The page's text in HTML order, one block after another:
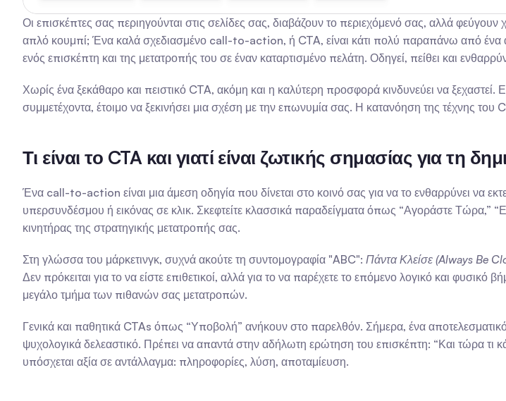
Οι επισκέπτες σας περιηγούνται στις σελίδες σας, διαβάζουν το περιεχόμενό σας, αλλά
απλό κουμπί; Ένα καλά σχεδιασμένο call-to-action, ή CTA, είναι κάτι πολύ παραπάνω από ένα
ενός επισκέπτη και της μετατροπής του σε έναν καταρτισμένο πελάτη. Οδηγεί, πείθει και
Χωρίς ένα ξεκάθαρο και πειστικό CTA, ακόμη και η καλύτερη προσφορά κινδυνεύει να
συμμετέχοντα, έτοιμο να ξεκινήσει μια σχέση με την επωνυμία σας. Η κατανόηση της τέχνης του
Τι είναι το CTA και γιατί είναι ζωτικής σημασίας για τη
Ένα call-to-action είναι μια άμεση οδηγία που δίνεται στο κοινό σας για να το ενθαρρύνει να
υπερσυνδέσμου ή εικόνας σε κλικ. Σκεφτείτε κλασσικά παραδείγματα όπως “Αγοράστε Τώρα,”
κινητήρας της στρατηγικής μετατροπής σας.
Στη γλώσσα του μάρκετινγκ, συχνά ακούτε τη συντομογραφία "ABC": Πάντα Κλείσε (Always Be
Δεν πρόκειται για το να είστε επιθετικοί, αλλά για το να παρέχετε το επόμενο λογικό και φυσικό
μεγάλο τμήμα των πιθανών σας μετατροπών.
Γενικά και παθητικά CTAs όπως “Υποβολή” ανήκουν στο παρελθόν. Σήμερα, ένα
ψυχολογικά δελεαστικό. Πρέπει να απαντά στην αδήλωτη ερώτηση του επισκέπτη: “Και τώρα τι
υπόσχεται αξία σε αντάλλαγμα: πληροφορίες, λύση, αποταμίευση.